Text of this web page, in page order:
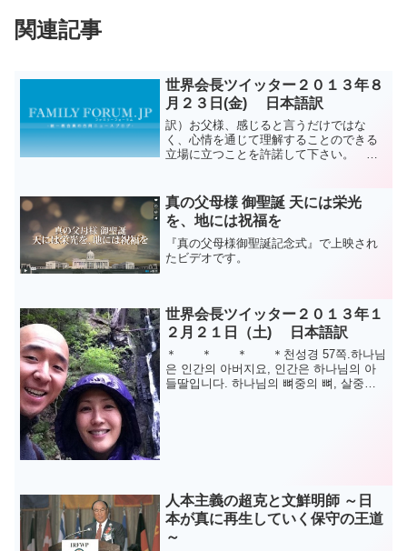
関連記事
世界会長ツイッター２０１３年８
月２３日(金) 日本語訳
訳）お父様、感じると言うだけではな
く、心情を通じて理解することのできる
立場に立つことを許諾して下さい。 文
真の父母様 御聖誕 天には栄光
を、地には祝福を
『真の父母様御聖誕記念式』で上映され
たビデオです。
世界会長ツイッター２０１３年１
２月２１日（土) 日本語訳
＊ ＊ ＊ ＊천성경 57쪽.하나님
은 인간의 아버지요, 인간은 하나님의 아
들딸입니다. 하나님의 뼈중의 뼈, 살중의
人本主義の超克と文鮮明師 ～日
本が真に再生していく保守の王道
～